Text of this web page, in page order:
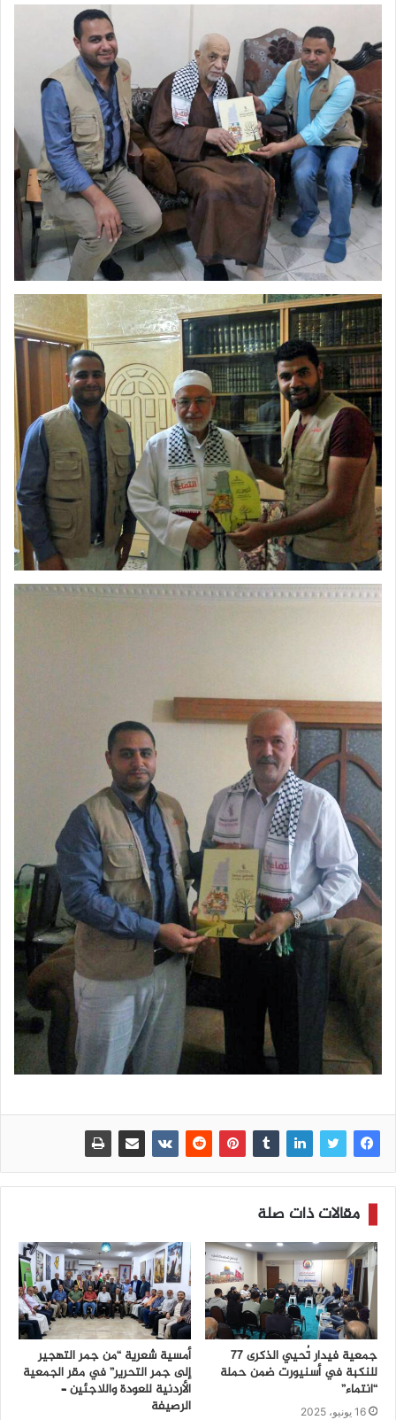
مقالات ذات صلة
جمعية فيدار تُحيي الذكرى 77
للنكبة في أسنيورت ضمن حملة
“انتماء”
16 يونيو، 2025
أمسية شعرية “من جمر التهجير
إلى جمر التحرير” في مقر الجمعية
الأردنية للعودة واللاجئين –
الرصيفة